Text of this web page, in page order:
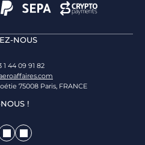
NOUS
1 44 09 91 82
75008 Paris, FRANCE
!